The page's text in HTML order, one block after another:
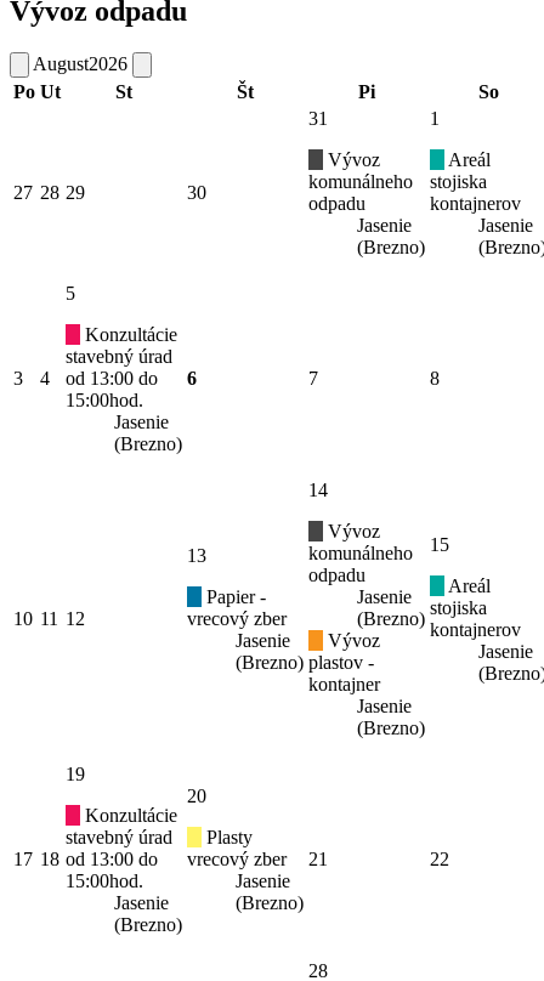
Vývoz odpadu
August2026
Po Ut St Št Pi So
27 28 29 30
31
Vývoz
komunálneho
odpadu
Jasenie
(Brezno)
1
Areál
stojiska
kontajnerov
Jasenie
3 4
5
Konzultácie
stavebný úrad
od 13:00 do
15:00hod.
Jasenie
(Brezno)
6 7 8
10 11 12
13
Papier -
vrecový zber
Jasenie
(Brezno)
14
Vývoz
komunálneho
odpadu
Jasenie
(Brezno)
Vývoz
plastov -
kontajner
Jasenie
(Brezno)
15
Areál
stojiska
kontajnerov
Jasenie
17 18
19
Konzultácie
stavebný úrad
od 13:00 do
15:00hod.
Jasenie
(Brezno)
20
Plasty
vrecový zber
Jasenie
(Brezno)
21 22
28